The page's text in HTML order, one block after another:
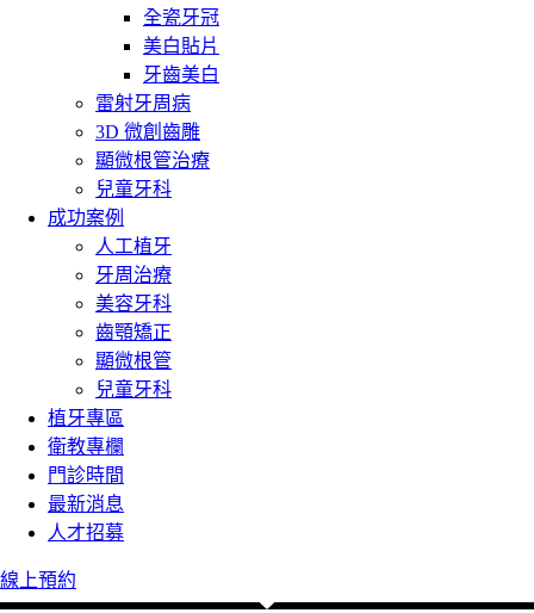
全瓷牙冠
美白貼片
牙齒美白
雷射牙周病
3D 微創齒雕
顯微根管治療
兒童牙科
成功案例
人工植牙
牙周治療
美容牙科
齒顎矯正
顯微根管
兒童牙科
植牙專區
衛教專欄
門診時間
最新消息
人才招募
線上預約